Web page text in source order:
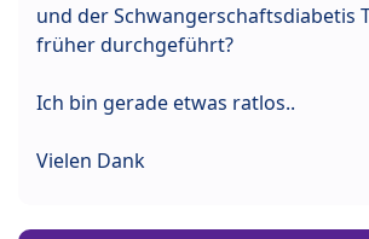
und der Schwangerschaftsdiabetis
früher durchgeführt?
Ich bin gerade etwas ratlos..
Vielen Dank